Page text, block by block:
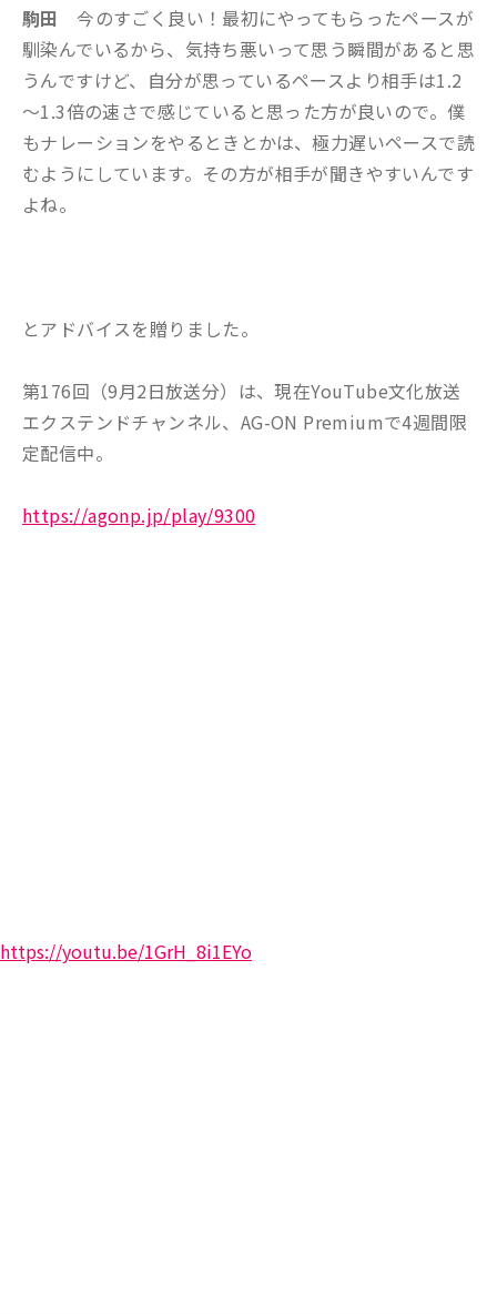
駒田
今のすごく良い！最初にやってもらったペースが
馴染んでいるから、気持ち悪いって思う瞬間があると思
うんですけど、自分が思っているペースより相手は1.2
～1.3倍の速さで感じていると思った方が良いので。僕
もナレーションをやるときとかは、極力遅いペースで読
むようにしています。その方が相手が聞きやすいんです
よね。
とアドバイスを贈りました。
第176回（9月2日放送分）は、現在YouTube文化放送
エクステンドチャンネル、AG-ON Premiumで4週間限
定配信中。
https://agonp.jp/play/9300
https://youtu.be/1GrH_8i1EYo